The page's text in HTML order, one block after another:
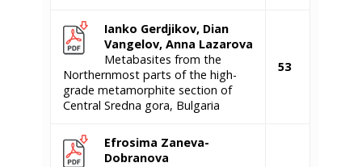
Ianko Gerdjikov, Dian
Vangelov, Anna Lazarova
Metabasites from the
Northernmost parts of the high-
grade metamorphite section of
Central Srednа gorа, Bulgaria
53
Efrosima Zaneva-
Dobranova